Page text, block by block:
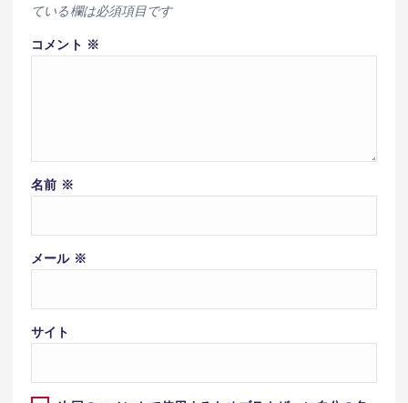
ている欄は必須項目です
コメント ※
名前 ※
メール ※
サイト